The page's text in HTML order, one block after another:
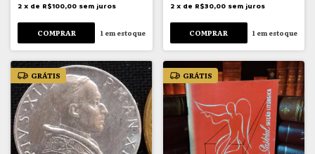
2 x de R$100,00 sem juros
1 em estoque
2 x de R$30,00 sem juros
1 em estoque
GRÁTIS GRÁTIS